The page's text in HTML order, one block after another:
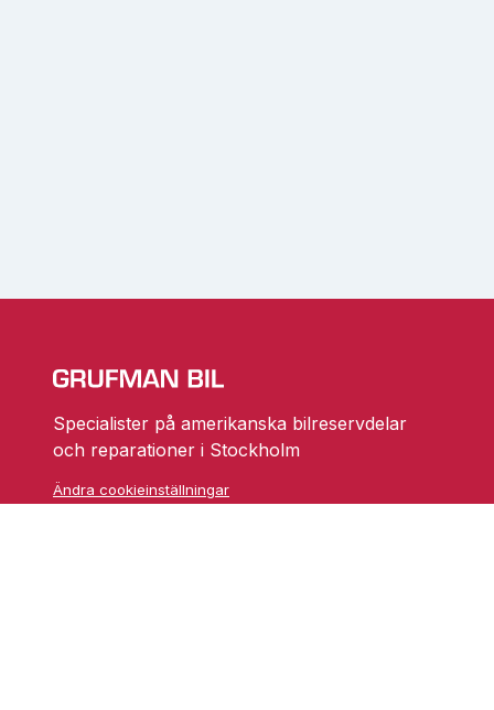
Specialister på amerikanska bilreservdelar
och reparationer i Stockholm
Ändra cookieinställningar